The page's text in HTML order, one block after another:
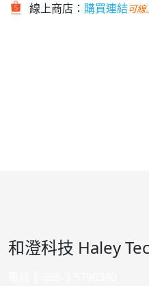
線上商店： 購買連結可線
和澄科技 Haley